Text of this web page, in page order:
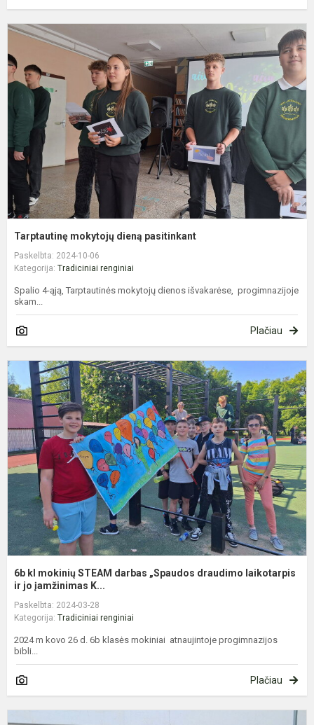
Tarptautinę mokytojų dieną pasitinkant
Paskelbta: 2024-10-06
Kategorija: Tradiciniai renginiai
Spalio 4-ąją, Tarptautinės mokytojų dienos išvakarėse, progimnazijoje
skam...
Plačiau
6b kl mokinių STEAM darbas „Spaudos draudimo laikotarpis
ir jo įamžinimas K...
Paskelbta: 2024-03-28
Kategorija: Tradiciniai renginiai
2024 m kovo 26 d. 6b klasės mokiniai atnaujintoje progimnazijos
bibli...
Plačiau